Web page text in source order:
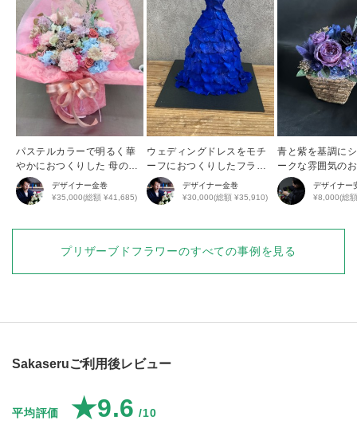
パステルカラーで明るく華
やかにおつくりした 母の日
プリザーブドフラワー
デザイナー金巻
¥35,000(総額 ¥41,685)
ウェディングドレスをモチ
ーフにおつくりしたフラワ
ードレスデザイナー金巻
¥30,000(総額 ¥35,910)
青と紫を基調に
ークな雰囲気の
デザイナー
¥8,000(総
プリザーブドフラワーのすべての事例を見る
Sakaseruご利用後レビュー
平均評価 ★9.6 /10